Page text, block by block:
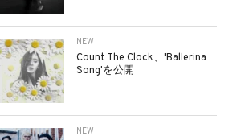
NEW
Count The Clock、'Ballerina
Song'を公開
NEW